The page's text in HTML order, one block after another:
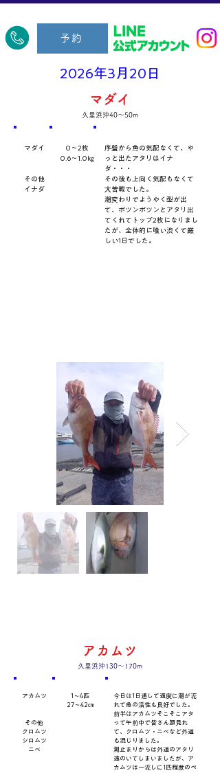
予約
2026年3月20日
マダイ
久里浜沖40～50m
序盤から魚の気配なくて、や
っと出たアタリはイナ
ダ・・・
その後も上向く気配もなくて
大苦戦でした。
潮変わりでようやく型が出
て、ポツンポツンとアタリ出
てくれてトップ2枚になりまし
たが、全体的に喰い渋くて厳
しい1日でした。
0～2枚
0.6～1.0㎏
マダイ
その他
イナダ
アカムツ
久里浜沖130～170m
アカムツ
その他
クロムツ
シロムツ
ニベ
1～4匹
27～42㎝
今日は1日通して適度に潮が流
れて魚の活性も良好でした。
前半はアカムツそこそこアタ
って午前中で皆さん顔見れ
て、クロムツ・ニベなど外道
も混じりました。
潮止まりからは外道のアタリ
遠のいてしまいましたが、ア
カムツは一流しに1匹程度のペ